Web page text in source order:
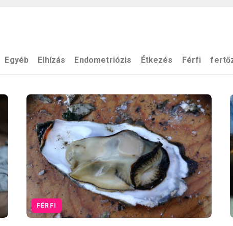
Egyéb Elhízás Endometriózis Étkezés Férfi
FÉRFI